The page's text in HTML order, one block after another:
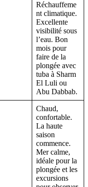
Réchauffeme
nt climatique.
Excellente
visibilité sous
l’eau. Bon
mois pour
faire de la
plongée avec
tuba à Sharm
El Luli ou
Abu Dabbab.
Chaud,
confortable.
La haute
saison
commence.
Mer calme,
idéale pour la
plongée et les
excursions